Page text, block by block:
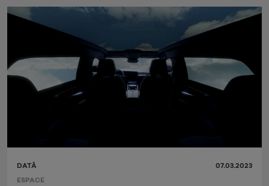
DATĂ
07.03.2023
ESPACE